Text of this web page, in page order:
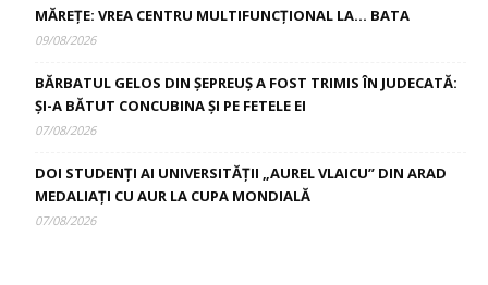
MĂREȚE: VREA CENTRU MULTIFUNCȚIONAL LA… BATA
09/08/2026
BĂRBATUL GELOS DIN ȘEPREUȘ A FOST TRIMIS ÎN JUDECATĂ:
ȘI-A BĂTUT CONCUBINA ȘI PE FETELE EI
07/08/2026
DOI STUDENȚI AI UNIVERSITĂȚII „AUREL VLAICU” DIN ARAD
MEDALIAȚI CU AUR LA CUPA MONDIALĂ
07/08/2026